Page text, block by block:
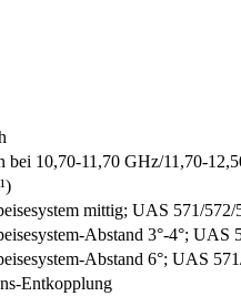
bei 10,70-11,70 GHz/11,70-
mittig; UAS 571/572/
Abstand 3°-4°; UAS
Abstand 6°; UAS
Entkopplung